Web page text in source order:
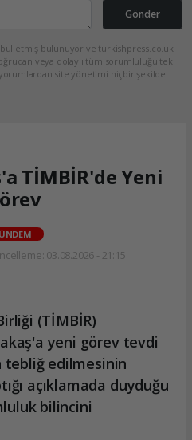
Gönder
etmiş bulunuyor ve turkishpress.co.uk
veya dolaylı tüm sorumluluğu tek
yorumlardan site yönetimi hiçbir şekilde
TİMBİR'de Yeni
03.08.2026 - 21:15
(TİMBİR)
yeni görev tevdi
tebliğ edilmesinin
açıklamada duyduğu
bilincini